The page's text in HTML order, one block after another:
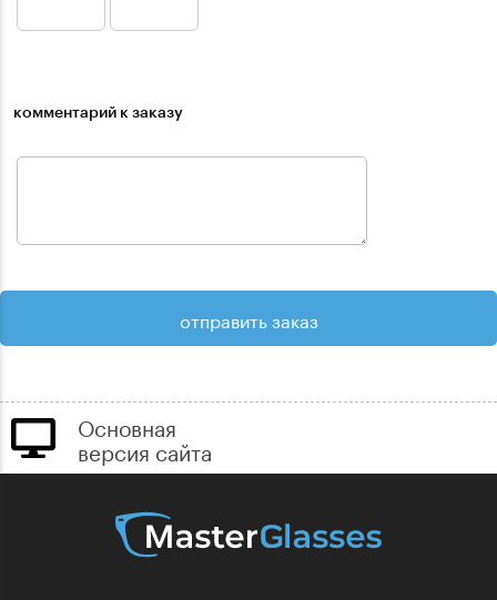
комментарий к заказу
Основная
версия сайта